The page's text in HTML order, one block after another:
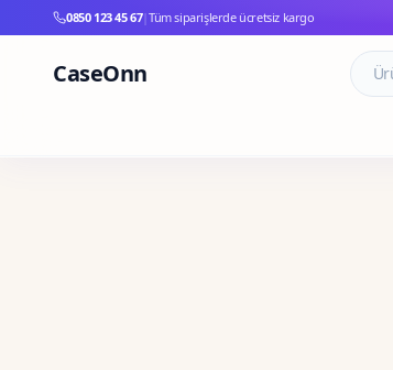
0850 123 45 67|Tüm siparişlerde ücretsiz kargo
CaseOnn